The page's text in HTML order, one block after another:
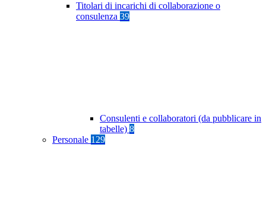
Titolari di incarichi di collaborazione o
consulenza 39
Consulenti e collaboratori (da pubblicare in
tabelle) 8
Personale 129